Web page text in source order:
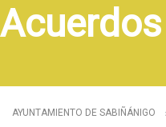
AYUNTAMIENTO DE SABIÑÁNIGO